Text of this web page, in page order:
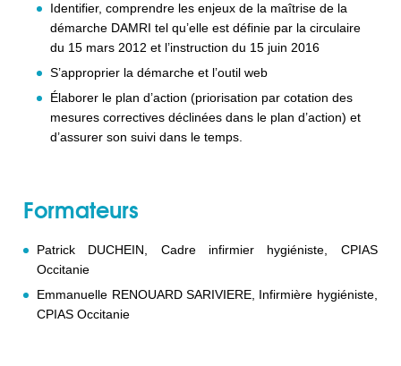
Identifier, comprendre les enjeux de la maîtrise de la
démarche DAMRI tel qu’elle est définie par la circulaire
du 15 mars 2012 et l’instruction du 15 juin 2016
S’approprier la démarche et l’outil web
Élaborer le plan d’action (priorisation par cotation des
mesures correctives déclinées dans le plan d’action) et
d’assurer son suivi dans le temps.
Formateurs
Patrick DUCHEIN, Cadre infirmier hygiéniste, CPIAS
Occitanie
Emmanuelle RENOUARD SARIVIERE, Infirmière hygiéniste,
CPIAS Occitanie